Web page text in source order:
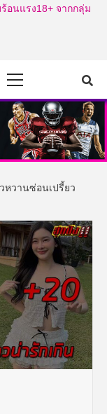
อนแรง18+ จากกลุ่ม
วหวานซ่อนเปรี้ยว